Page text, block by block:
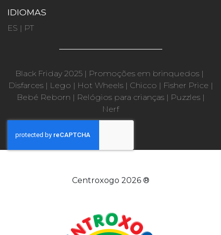
IDIOMAS
ES | PT
Black Friday 2025 | Promoções em brinquedos |
Disfarces| Lego | Hot Wheels| Chicco | Fisher Price |
Bebé Reborn | Relógios para crianças| Puzzles|
Nerf
Centroxogo 2026 ®